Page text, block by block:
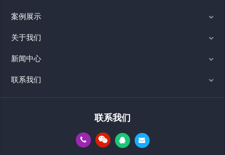
案例展示
关于我们
新闻中心
联系我们
联系我们